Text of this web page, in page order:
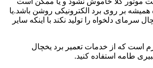
بر روی برد الکترونیکی روشن باشد.یا
دلخواه را تولید نکند با اینکه سایر
است که از خدمات تعمیر برد یخچال
طامه استفاده کنید.